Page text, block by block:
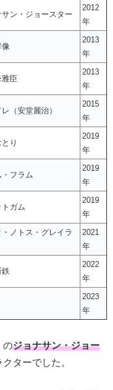
サン・ジョースター
2012
年
像
2013
年
臣
2013
年
（安堂麗治）
2015
年
り
2019
年
・フラム
2019
年
トガム
2019
年
・ノトス・グレイラ
2021
年
鉄
2022
年
2023
年
のジョナサン・ジョー
ターでした。